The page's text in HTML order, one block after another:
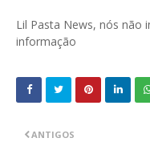
Lil Pasta News, nós não
informação
ANTIGOS